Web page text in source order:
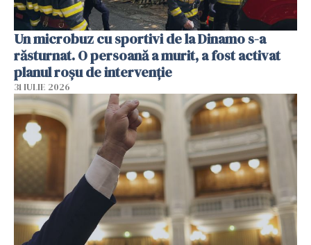
Un microbuz cu sportivi de la Dinamo s-a
răsturnat. O persoană a murit, a fost activat
planul roșu de intervenție
31 IULIE 2026